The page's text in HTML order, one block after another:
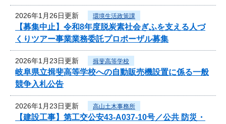
2026年1月26日更新 環境生活政策課
【募集中止】令和8年度脱炭素社会ぎふを支える人づ
くりツアー事業業務委託プロポーザル募集
2026年1月23日更新 揖斐高等学校
岐阜県立揖斐高等学校への自動販売機設置に係る一般
競争入札公告
2026年1月23日更新 高山土木事務所
【建設工事】第工交公安43-A037-10号／公共 防災・